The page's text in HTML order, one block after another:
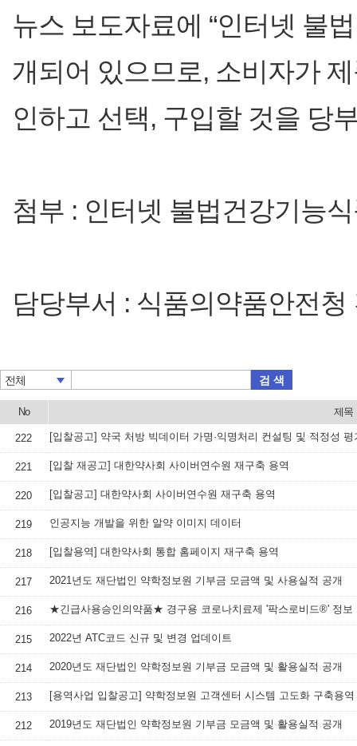
뉴스 보도자료에 “인터넷 불
개되어 있으므로, 소비자가
인하고 선택, 구입할 것을 당
첨부 : 인터넷 불법건강기능
담당부서 : 식품의약품안전
전체 검 색
No 제목
222 [입찰공고] 약국 처방 빅데이터 가명·익명처리 컨설팅 및 적정성 평
221 [입찰 재공고] 대한약사회 사이버연수원 재구축 용역
220 [입찰공고] 대한약사회 사이버연수원 재구축 용역
219 인공지능 개발을 위한 알약 이미지 데이터
218 [입찰용역] 대한약사회 통합 홈페이지 재구축 용역
217 2021년도 재단법인 약학정보원 기부금 모금액 및 사용실적 공개
216 ★긴급사용승인의약품★ 경구용 코로나치료제 '팍스로비드®' 정보
215 2022년 ATC코드 신규 및 변경 업데이트
214 2020년도 재단법인 약학정보원 기부금 모금액 및 활용실적 공개
213 [용역사업 입찰공고] 약학정보원 고객센터 시스템 고도화 구축용역
212 2019년도 재단법인 약학정보원 기부금 모금액 및 활용실적 공개